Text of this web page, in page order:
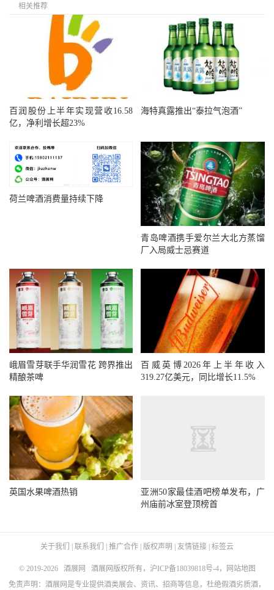
相关推荐
百润股份上半年实现营收16.58
亿，净利增长超23%
海特真露推出“泰拉气泡酒”
荷兰啤酒消费量持续下降
青岛啤酒携手爱尔兰大北方蒸馏
厂入局威士忌赛道
峨眉雪芽联手华润雪花 跨界推出
精酿茶啤
百威英博2026年上半年收入
319.27亿美元，同比增长11.5%
英国水果啤酒热销
亚洲50家最佳酒吧榜单发布，广
州庙前冰室登顶榜首
关于我们 联系我们 推广合作 版权声明 友情链接 标签云
© 2019-2026 酒展网 酒展网版权所有， 沪ICP备18039818号-4，
网站地图
免责声明：酒展网是专业提供酒类展会、资讯、招商等信息，杜绝假酒劣质酒，